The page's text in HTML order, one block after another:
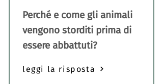
Perché e come gli animali
vengono storditi prima di
essere abbattuti?
leggi la risposta